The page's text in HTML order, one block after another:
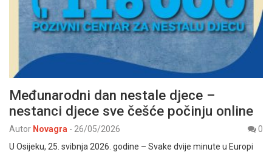
Međunarodni dan nestale djece –
nestanci djece sve češće počinju online
Autor Novagra - 26/05/2026
0
U Osijeku, 25. svibnja 2026. godine – Svake dvije minute u Europi